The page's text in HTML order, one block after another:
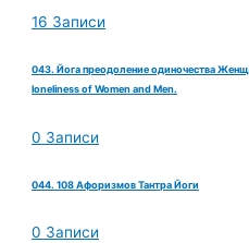
16 Записи
043. Йога преодоление одиночества
loneliness of Women and Men.
0 Записи
044. 108 Афоризмов Тантра Йоги
0 Записи